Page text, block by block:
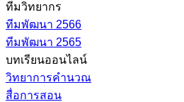
ทีมวิทยากร
ทีมพัฒนา 2566
ทีมพัฒนา 2565
บทเรียนออนไลน์
วิทยาการคำนวณ
สื่อการสอน